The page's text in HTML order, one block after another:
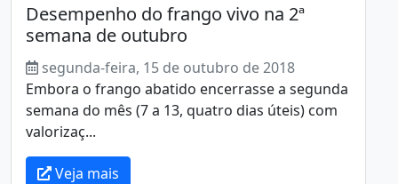
Desempenho do frango vivo na 2ª
semana de outubro
segunda-feira, 15 de outubro de 2018
Embora o frango abatido encerrasse a segunda
semana do mês (7 a 13, quatro dias úteis) com
valorizaç...
Veja mais